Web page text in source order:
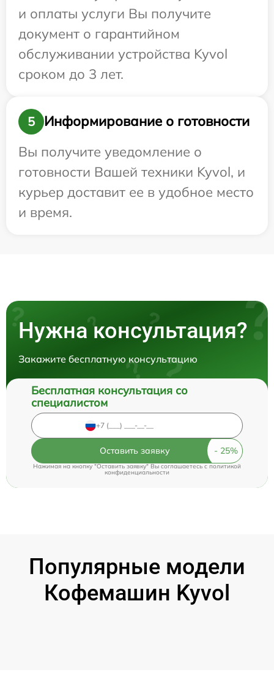
и оплаты услуги Вы получите
документ о гарантийном
обслуживании устройства Kyvol
сроком до 3 лет.
5
Информирование о готовности
Вы получите уведомление о
готовности Вашей техники Kyvol, и
курьер доставит ее в удобное место
и время.
Нужна консультация?
Закажите бесплатную консультацию
Бесплатная консультация со
специалистом
Оставить заявку
Нажимая на кнопку "Оставить заявку" Вы соглашаетесь cполитикой
конфиденциальности
Популярные модели
Кофемашин Kyvol